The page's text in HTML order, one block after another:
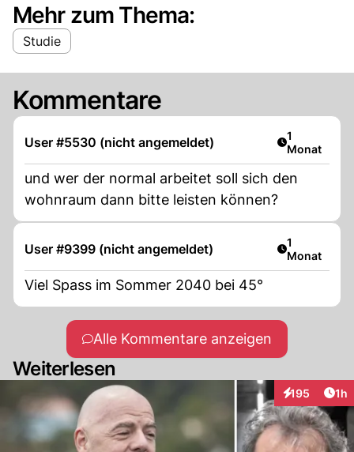
Mehr zum Thema:
Studie
Kommentare
User #5530 (nicht angemeldet) Artikel
1
Monat
und wer der normal arbeitet soll sich den
wohnraum dann bitte leisten können?
User #9399 (nicht angemeldet) Artikel
1
Monat
Viel Spass im Sommer 2040 bei 45°
Alle Kommentare anzeigen
Weiterlesen
195
Interaktionen
1h